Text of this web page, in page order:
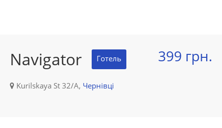
Navigator Готель 399 грн.
Kurilskaya St 32/A, Чернівці